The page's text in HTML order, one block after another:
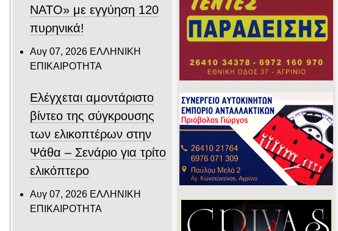
ΝΑΤΟ» με εγγύηση 120
πυρηνικά!
Αυγ 07, 2026 ΕΛΛΗΝΙΚΗ
ΕΠΙΚΑΙΡΟΤΗΤΑ
Ελέγχεται αμοντάριστο
βίντεο της σύγκρουσης
των ελικοπτέρων στην
Ψάθα – Σενάριο για τρίτο
ελικόπτερο
Αυγ 07, 2026 ΕΛΛΗΝΙΚΗ
ΕΠΙΚΑΙΡΟΤΗΤΑ